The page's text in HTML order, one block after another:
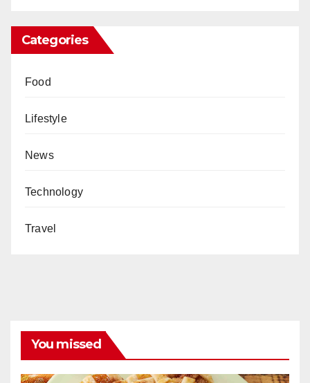
Categories
Food
Lifestyle
News
Technology
Travel
You missed